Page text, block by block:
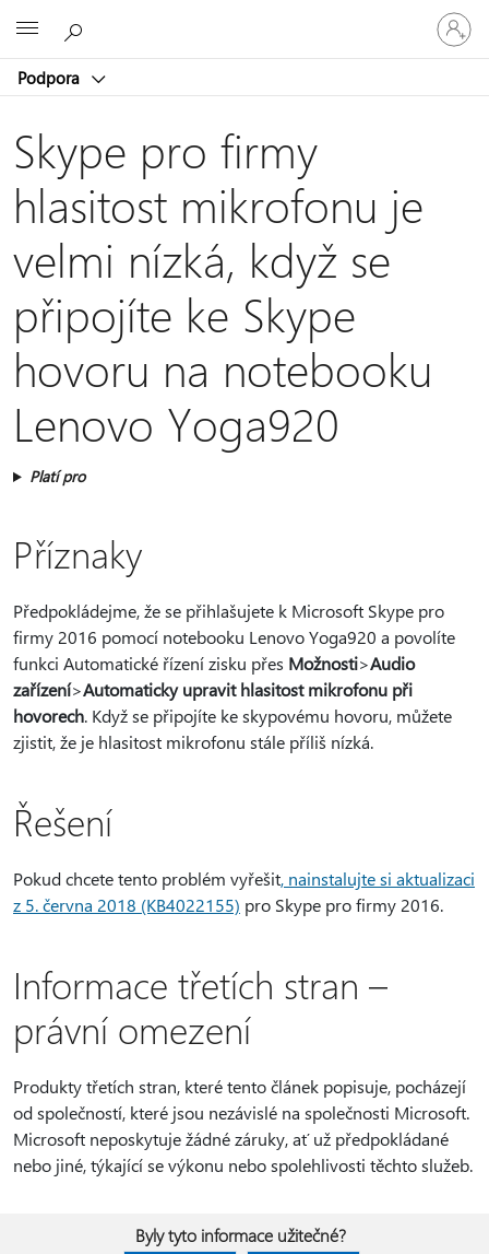
Podpora
Přihlaste
se
ke
účtu
Skype pro firmy
hlasitost mikrofonu je
velmi nízká, když se
připojíte ke Skype
hovoru na notebooku
Lenovo Yoga920
Platí pro
Příznaky
Předpokládejme, že se přihlašujete k Microsoft Skype pro
firmy 2016 pomocí notebooku Lenovo Yoga920 a povolíte
funkci Automatické řízení zisku přes Možnosti>Audio
zařízení>Automaticky upravit hlasitost mikrofonu při
hovorech. Když se připojíte ke skypovému hovoru, můžete
zjistit, že je hlasitost mikrofonu stále příliš nízká.
Řešení
Pokud chcete tento problém vyřešit, nainstalujte si aktualizaci
z 5. června 2018 (KB4022155) pro Skype pro firmy 2016.
Informace třetích stran –
právní omezení
Produkty třetích stran, které tento článek popisuje, pocházejí
od společností, které jsou nezávislé na společnosti Microsoft.
Microsoft neposkytuje žádné záruky, ať už předpokládané
nebo jiné, týkající se výkonu nebo spolehlivosti těchto služeb.
Byly tyto informace užitečné?